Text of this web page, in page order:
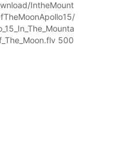
IntheMount
500